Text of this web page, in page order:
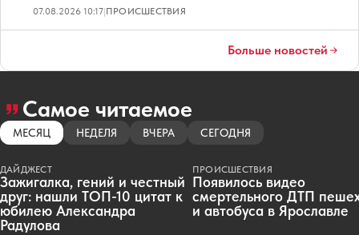
07.08.2026 10:17|ПРОИСШЕСТВИЯ
Больше новостей
Самое читаемое
МЕСЯЦ НЕДЕЛЯ ВЧЕРА СЕГОДНЯ
ДАЙДЖЕСТ
Зажигалка, гений и честный
друг: нашли ТОП-10 цитат к
юбилею Александра
Радулова
ПРОИСШЕСТВИЯ
Появилось видео
смертельного ДТП
и автобуса в Ярославле